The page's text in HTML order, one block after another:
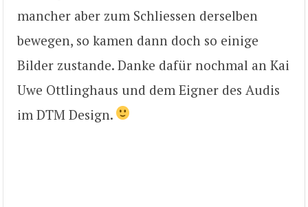
mancher aber zum Schliessen derselben
bewegen, so kamen dann doch so einige
Bilder zustande. Danke dafür nochmal an Kai
Uwe Ottlinghaus und dem Eigner des Audis
im DTM Design.